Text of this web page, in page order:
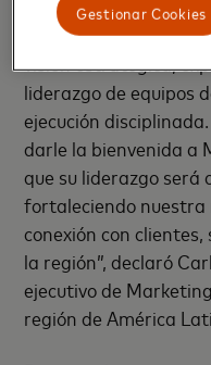
“Andreia aporta una
visión estratégica,
liderazgo de equipos
ejecución
darle la bienvenida a
que su liderazgo será
fortaleciendo
conexión con
la región”, declaró
ejecutivo de
región de América
Gestionar Cookies